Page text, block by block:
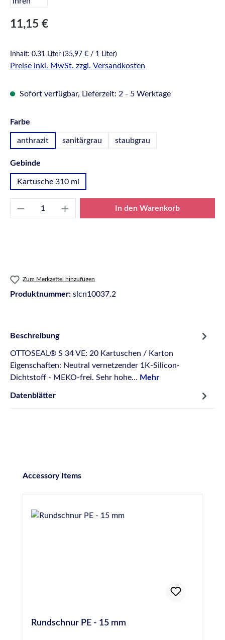
Regulärer Preis:
11,15 €
Inhalt: 0.31 Liter (35,97 € / 1 Liter)
Preise inkl. MwSt. zzgl. Versandkosten
Sofort verfügbar, Lieferzeit: 2 - 5 Werktage
Farbe
anthrazit sanitärgrau staubgrau
Gebinde
Kartusche 310 ml
Produkt Anzahl: Gib den gewünschten
In den Warenkorb
Zum Merkzettel hinzufügen
Produktnummer: slcn10037.2
Beschreibung
OTTOSEAL® S 34 VE: 20 Kartuschen / Karton
Eigenschaften: Neutral vernetzender 1K-Silicon-
Dichtstoff - MEKO-frei. Sehr hohe… Mehr
Datenblätter
Produktgalerie überspringen
Accessory Items
Rundschnur PE - 15 mm